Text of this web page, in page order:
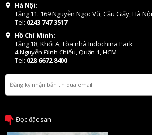
Hà Nội:
Tầng 11. 169 Nguyễn Ngọc Vũ, Cầu Giấy, Hà Nội
Tel: 0243 747 3517
Hồ Chí Minh:
Tầng 18, Khối A, Tòa nhà Indochina Park
4 Nguyễn Đình Chiểu, Quận 1, HCM
Tel: 028 6672 8400
Đọc đặc san